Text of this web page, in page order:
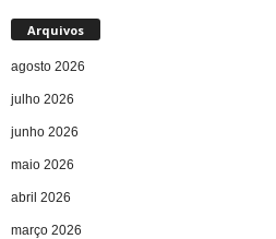
Arquivos
agosto 2026
julho 2026
junho 2026
maio 2026
abril 2026
março 2026